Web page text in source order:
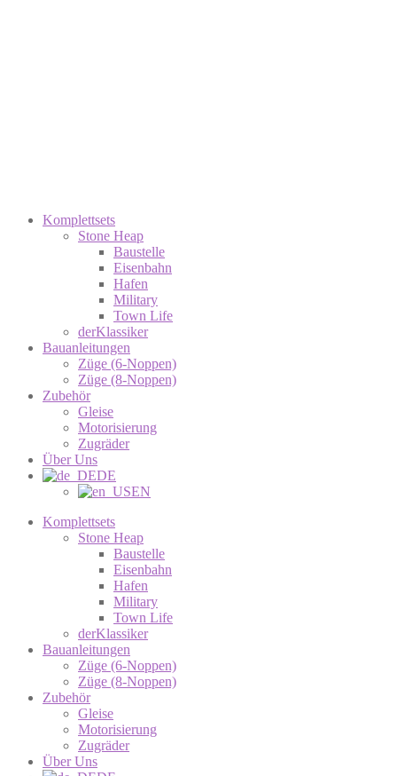
Komplettsets
Stone Heap
Baustelle
Eisenbahn
Hafen
Military
Town Life
derKlassiker
Bauanleitungen
Züge (6-Noppen)
Züge (8-Noppen)
Zubehör
Gleise
Motorisierung
Zugräder
Über Uns
DE
EN
Komplettsets
Stone Heap
Baustelle
Eisenbahn
Hafen
Military
Town Life
derKlassiker
Bauanleitungen
Züge (6-Noppen)
Züge (8-Noppen)
Zubehör
Gleise
Motorisierung
Zugräder
Über Uns